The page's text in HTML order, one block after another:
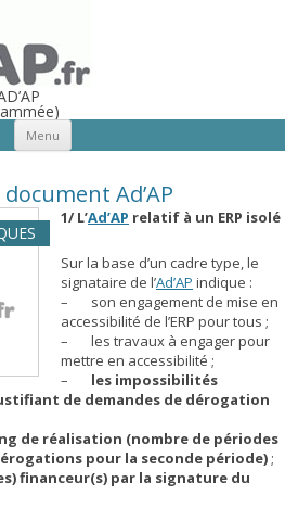
Menu
Aller au contenu principal
Ad’AP
1/ L’Ad’AP relatif à un ERP isolé
Sur la base d’un cadre type, le
signataire de l’Ad’AP indique :
– son engagement de mise en
accessibilité de l’ERP pour tous ;
– les travaux à engager pour
mettre en accessibilité ;
– les impossibilités
de demandes de dérogation
de réalisation (nombre de périodes
pour la seconde période) ;
financeur(s) par la signature du